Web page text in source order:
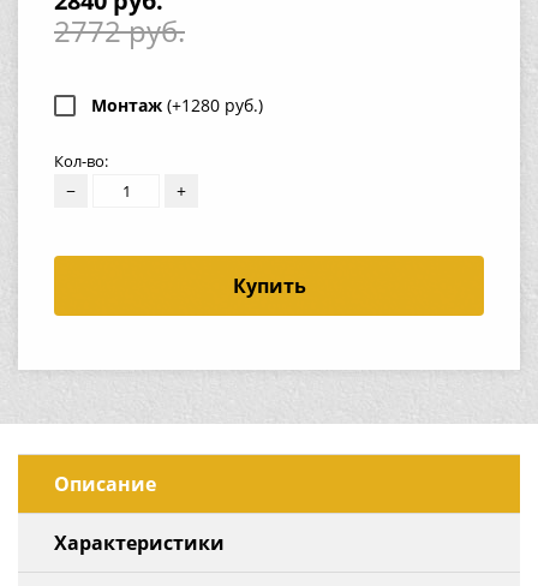
2772 руб.
Монтаж (+1280 руб.)
Кол-во:
− +
Купить
Описание
Характеристики